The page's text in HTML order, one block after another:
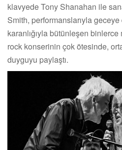
klavyede Tony Shanahan ile
Smith, performanslarıyla
karanlığıyla bütünleşen
rock konserinin çok ötesinde,
duyguyu paylaştı.